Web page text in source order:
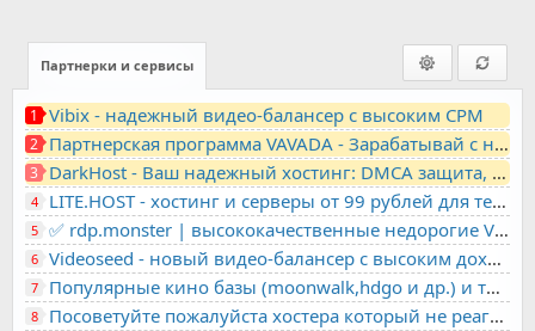
Партнерки и сервисы
1 Vibix - надежный видео-балансер с высоким CPM
2 Партнерская программа VAVADA - Зарабатывай с нами!
3 DarkHost - Ваш надежный хостинг: DMCA защита, лояльность, анонимность
4 LITE.HOST - хостинг и серверы от 99 рублей для тех, кто любит не переплачивать. Доступ по SSH, поддержка PHP, GIT, COMPOSER, сертификаты Let's Encrypt
5 ✅ rdp.monster | высококачественные недорогие VPS, RDP - выделенные серверы
6 Videoseed - новый видео-балансер с высоким доходом
7 Популярные кино базы (moonwalk,hdgo и др.) и торренты в одном плеере для вашего сайта
8 Посоветуйте пожалуйста хостера который не реагирует на ркн